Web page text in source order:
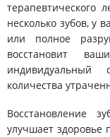
терапевтического
несколько зубов, у
или полное
восстановит
индивидуальный
количества
Восстановление
улучшает здоровье